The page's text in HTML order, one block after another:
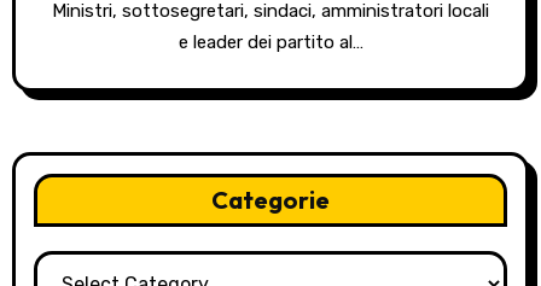
Ministri, sottosegretari, sindaci, amministratori locali
e leader dei partito al…
Categorie
Categorie